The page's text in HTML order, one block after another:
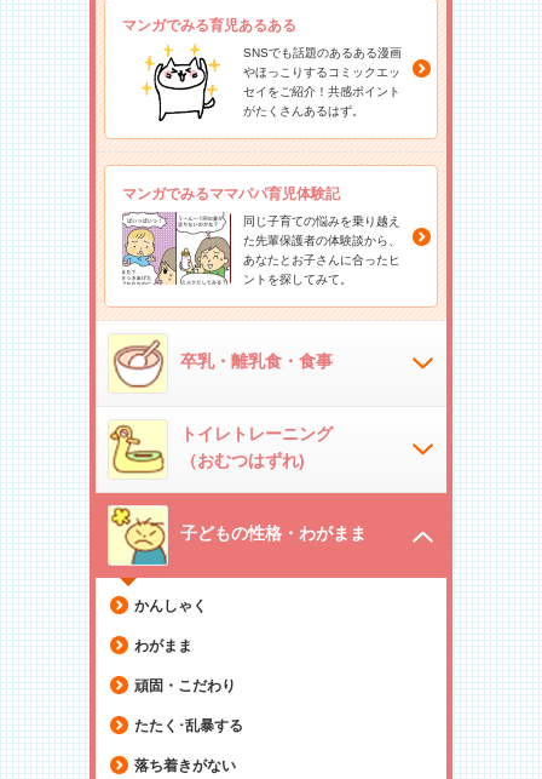
マンガでみる育児あるある
SNSでも話題のあるある漫画
やほっこりするコミックエッ
セイをご紹介！共感ポイント
がたくさんあるはず。
マンガでみるママパパ育児体験記
同じ子育ての悩みを乗り越え
た先輩保護者の体験談から、
あなたとお子さんに合ったヒ
ントを探してみて。
卒乳・離乳食・食事
トイレトレーニング
（おむつはずれ)
子どもの性格・わがまま
かんしゃく
わがまま
頑固・こだわり
たたく･乱暴する
落ち着きがない